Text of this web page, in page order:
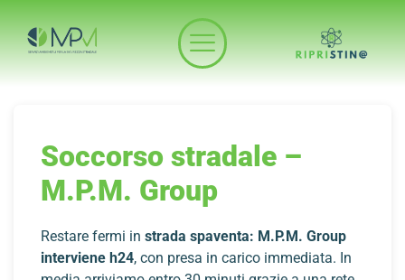
Soccorso stradale –
M.P.M. Group
Restare fermi in strada spaventa: M.P.M. Group
interviene h24, con presa in carico immediata. In